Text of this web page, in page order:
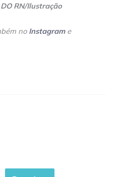
RN/Ilustração
no Instagrame